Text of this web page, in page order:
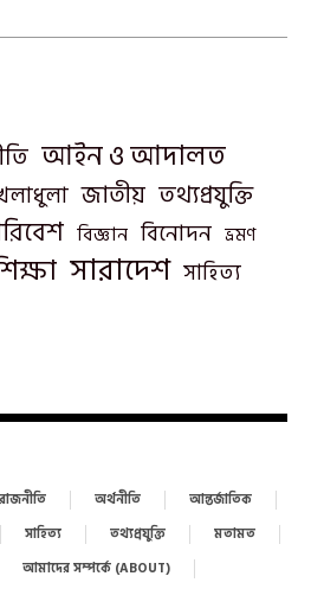
আইন ও আদালত
জাতীয় তথ্যপ্রযুক্তি
বিজ্ঞান বিনোদন ভ্রমণ
সারাদেশ সাহিত্য
রাজনীতি অর্থনীতি
আন্তর্জাতিক
সাহিত্য তথ্যপ্রযুক্তি
মতামত
আমাদের সম্পর্কে (ABOUT)